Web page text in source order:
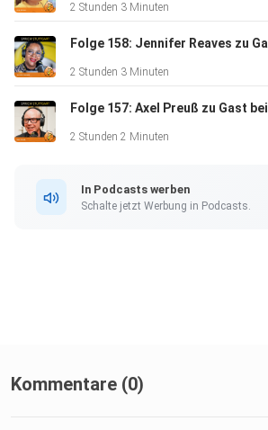
2 Stunden 3 Minuten
2 Stunden 3 Minuten
2 Stunden 2 Minuten
In Podcasts werben
Schalte jetzt Werbung in Podcasts.
Kommentare (0)